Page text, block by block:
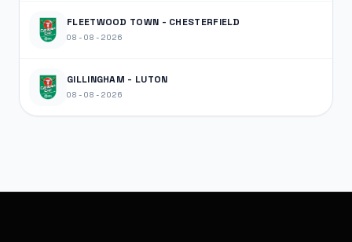
FLEETWOOD TOWN - CHESTERFIELD
08-08-2026
GILLINGHAM - LUTON
08-08-2026